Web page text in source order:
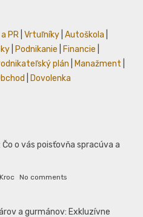
PR Vrtuľníky Autoškola
Podnikanie Financie
plán Manažment
Dovolenka
Čo o vás poisťovňa spracúva a
No comments
a gurmánov: Exkluzívne